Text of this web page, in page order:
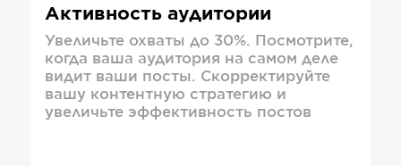
Активность аудитории
Увеличьте охваты до 30%. Посмотрите,
когда ваша аудитория на самом деле
видит ваши посты. Скорректируйте
вашу контентную стратегию и
увеличьте эффективность постов